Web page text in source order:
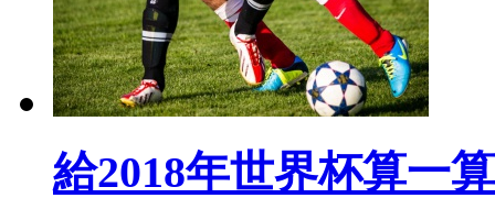
給2018年世界杯算一